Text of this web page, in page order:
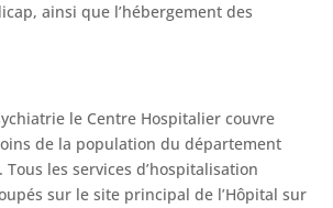
ainsi que l’hébergement des
le Centre Hospitalier couvre
de la population du département
Tous les services d’hospitalisation
sur le site principal de l’Hôpital sur